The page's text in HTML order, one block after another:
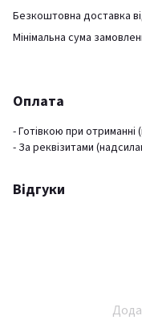
Безкоштовна доставка
Мінімальна сума
Оплата
- Готівкою при отриманні
- За реквізитами
Відгуки